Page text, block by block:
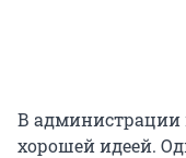
В администрации
хорошей идеей.